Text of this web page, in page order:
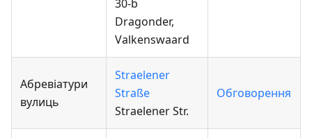
30-b
Dragonder,
Valkenswaard
Абревіатури
вулиць
Straelener
Straße
Straelener Str.
Обговорення